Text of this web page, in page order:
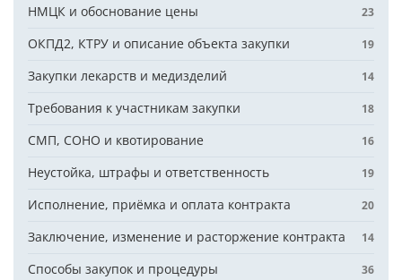
НМЦК и обоснование цены 23
ОКПД2, КТРУ и описание объекта закупки 19
Закупки лекарств и медизделий 14
Требования к участникам закупки 18
СМП, СОНО и квотирование 16
Неустойка, штрафы и ответственность 19
Исполнение, приёмка и оплата контракта 20
Заключение, изменение и расторжение контракта 14
Способы закупок и процедуры 36